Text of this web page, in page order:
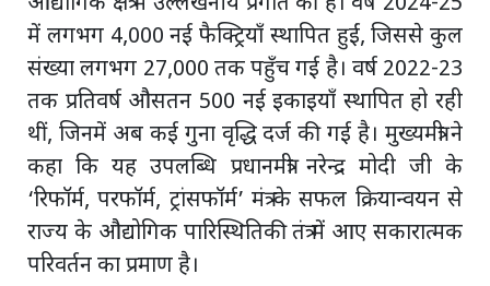
में लगभग 4,000 नई फैक्ट्रियाँ स्थापित हुईं, जिससे कुल
संख्या लगभग 27,000 तक पहुँच गई है। वर्ष 2022-23
तक प्रतिवर्ष औसतन 500 नई इकाइयाँ स्थापित हो रही
थीं, जिनमें अब कई गुना वृद्धि दर्ज की गई है। मुख्यमंत्री ने
कहा कि यह उपलब्धि प्रधानमंत्री नरेन्द्र मोदी जी के
‘रिफॉर्म, परफॉर्म, ट्रांसफॉर्म’ मंत्र के सफल क्रियान्वयन से
राज्य के औद्योगिक पारिस्थितिकी तंत्र में आए सकारात्मक
परिवर्तन का प्रमाण है।